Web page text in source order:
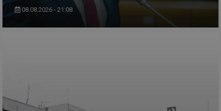
08.08.2026 - 21:08